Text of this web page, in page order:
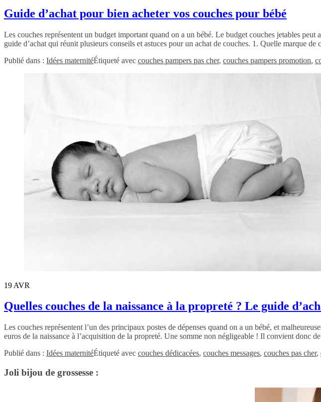
Guide d’achat pour bien acheter vos couches pour bébé
Les couches représentent un budget important quand on a un bébé. Le budget couches jetables
guide d’achat qui réunit plusieurs conseils et astuces pour un achat de couches. 1. Quelle marque
Publié dans : Idées maternitéÉtiqueté avec couches pampers pas cher, couches pampers promotion,
19 AVR
Quelles couches de la naissance à la propreté ? Le guide
Les couches représentent l’un des principaux postes de dépenses quand on a un bébé, et
euros de la naissance à l’acquisition de la propreté. Une somme non négligeable ! Il convient donc
Publié dans : Idées maternitéÉtiqueté avec couches dédicacées, couches messages, couches pas cher,
Joli bijou de grossesse :